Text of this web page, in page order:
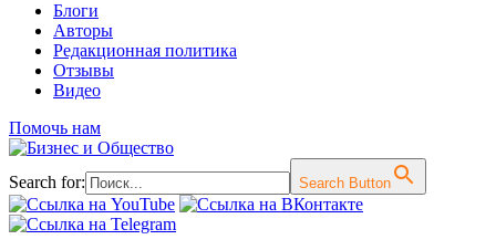
Блоги
Авторы
Редакционная политика
Отзывы
Видео
Помочь нам
Search for: Search Button